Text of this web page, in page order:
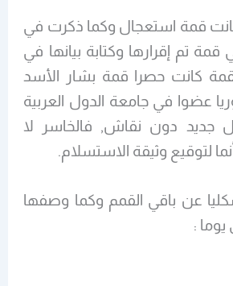
قمة استعجال وكما ذكرت في
تم إقرارها وكتابة بيانها في
كانت حصرا قمة بشار الأسد
عضوا في جامعة الدول العربية
جديد دون نقاش, فالخاسر لا
لتوقيع وثيقة الاستسلام.
عن باقي القمم وكما وصفها
يوما :